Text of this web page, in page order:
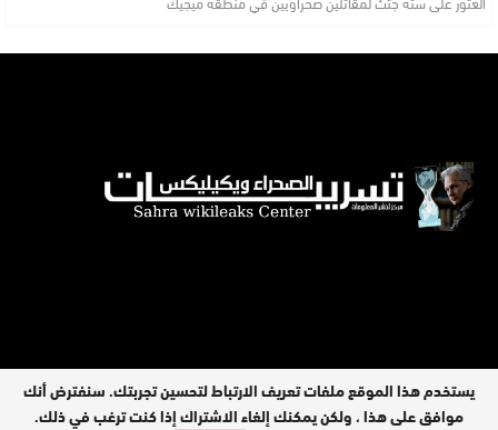
يستخدم هذا الموقع ملفات تعريف الارتباط لتحسين تجربتك. سنفترض أنك
موافق على هذا ، ولكن يمكنك إلغاء الاشتراك إذا كنت ترغب في ذلك.